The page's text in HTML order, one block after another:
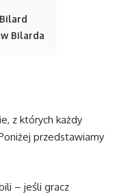
Bilarda
z których każdy
przedstawiamy
– jeśli gracz